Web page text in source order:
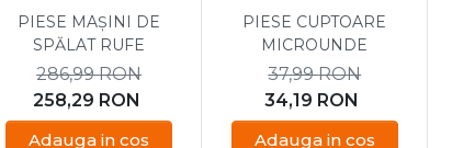
Candy, Hoover
PIESE MAȘINI DE
SPĂLAT RUFE
258,29 RON
286,99RON
Adauga in cos
CANDY / HOOVER
PIESE CUPTOARE
MICROUNDE
34,19 RON
37,99RON
Adauga in cos